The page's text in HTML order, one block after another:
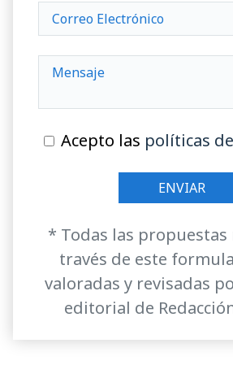
Acepto las políticas
* Todas las propuestas
través de este
valoradas y revisadas
editorial de